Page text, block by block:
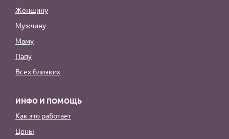
Женщину
Мужчину
Маму
Папу
Всех близких
ИНФО И ПОМОЩЬ
Как это работает
Цены